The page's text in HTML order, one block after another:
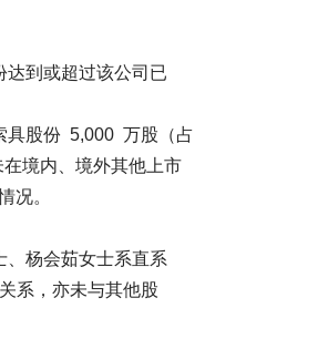
到或超过该公司已
股份 5,000 万股（占
境内、境外其他上市
况。
杨会茹女士系直系
系，亦未与其他股